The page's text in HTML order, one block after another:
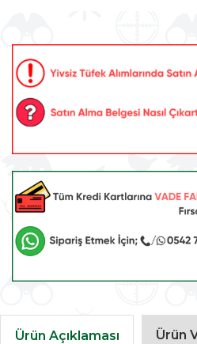
Ürün Açıklaması Ürün